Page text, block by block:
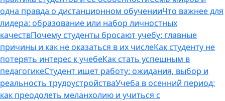
одна правда о дистанционном обученииЧто важнее для
лидера: образование или набор личностных
качествПочему студенты бросают учебу: главные
причины и как не оказаться в их числеКак студенту не
потерять интерес к учебеКак стать успешным в
педагогикеСтудент ищет работу: ожидания, выбор и
реальность трудоустройстваУчеба в осенний период:
как преодолеть меланхолию и учиться с